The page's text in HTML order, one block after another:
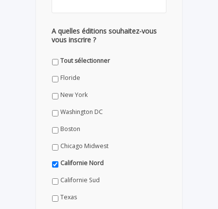
A quelles éditions souhaitez-vous
vous inscrire ?
Tout sélectionner
Floride
New York
Washington DC
Boston
Chicago Midwest
Californie Nord
Californie Sud
Texas